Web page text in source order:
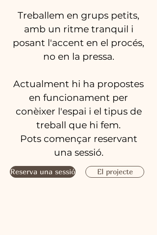
Treballem en grups petits,
amb un ritme tranquil i
posant l'accent en el procés,
no en la pressa.
Actualment hi ha propostes
en funcionament per
conèixer l'espai i el tipus de
treball que hi fem.
Pots començar reservant
una sessió.
Reserva una sessió El projecte